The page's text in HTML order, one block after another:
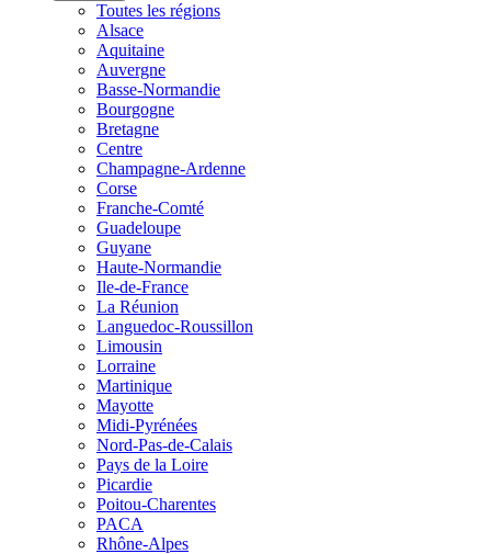
Toutes les régions
Alsace
Aquitaine
Auvergne
Basse-Normandie
Bourgogne
Bretagne
Centre
Champagne-Ardenne
Corse
Franche-Comté
Guadeloupe
Guyane
Haute-Normandie
Ile-de-France
La Réunion
Languedoc-Roussillon
Limousin
Lorraine
Martinique
Mayotte
Midi-Pyrénées
Nord-Pas-de-Calais
Pays de la Loire
Picardie
Poitou-Charentes
PACA
Rhône-Alpes